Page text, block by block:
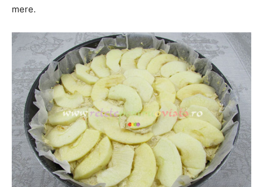
mere.